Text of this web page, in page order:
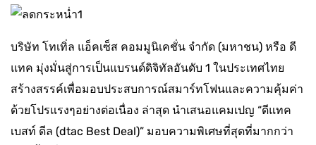
บริษัท โทเทิ่ล แอ็คเซ็ส คอมมูนิเคชั่น จำกัด (มหาชน) หรือ ดี
แทค มุ่งมั่นสู่การเป็นแบรนด์ดิจิทัลอันดับ 1 ในประเทศไทย
สร้างสรรค์เพื่อมอบประสบการณ์สมาร์ทโฟนและความคุ้มค่า
ด้วยโปรแรงๆอย่างต่อเนื่อง ล่าสุด นำเสนอแคมเปญ “ดีแทค
เบสท์ ดีล (dtac Best Deal)” มอบความพิเศษที่สุดที่มากกว่า